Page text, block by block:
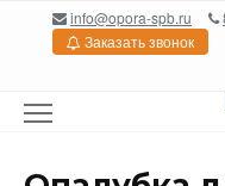
Перейтиinfo@opora-spb.ru
Заказать звонок